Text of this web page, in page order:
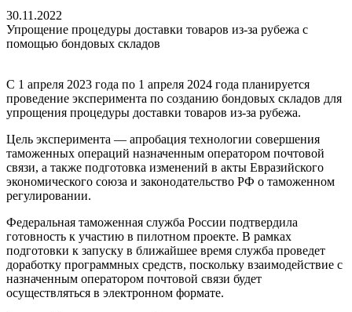
30.11.2022
Упрощение процедуры доставки товаров из-за рубежа с
помощью бондовых складов
С 1 апреля 2023 года по 1 апреля 2024 года планируется
проведение эксперимента по созданию бондовых складов для
упрощения процедуры доставки товаров из-за рубежа.
Цель эксперимента — апробация технологии совершения
таможенных операций назначенным оператором почтовой
связи, а также подготовка изменений в акты Евразийского
экономического союза и законодательство РФ о таможенном
регулировании.
Федеральная таможенная служба России подтвердила
готовность к участию в пилотном проекте. В рамках
подготовки к запуску в ближайшее время служба проведет
доработку программных средств, поскольку взаимодействие с
назначенным оператором почтовой связи будет
осуществляться в электронном формате.